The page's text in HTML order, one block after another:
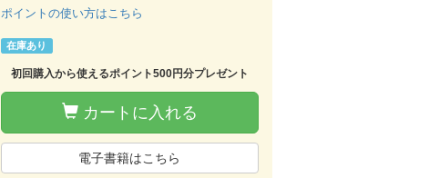
ポイントの使い方はこちら
在庫あり
初回購入から使えるポイント500円分プレゼント
カートに入れる
電子書籍はこちら